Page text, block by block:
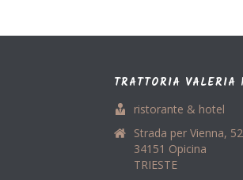
TRATTORIA VALERIA
ristorante & hotel
Strada per Vienna, 52
34151 Opicina
TRIESTE